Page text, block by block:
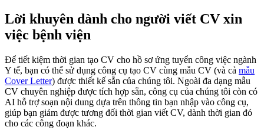
Lời khuyên dành cho người viết CV xin
việc bệnh viện
Để tiết kiệm thời gian tạo CV cho hồ sơ ứng tuyển công việc ngành
Y tế, bạn có thể sử dụng công cụ tạo CV cùng mẫu CV (và cả mẫu
Cover Letter) được thiết kế sẵn của chúng tôi. Ngoài đa dạng mẫu
CV chuyên nghiệp được tích hợp sẵn, công cụ của chúng tôi còn có
AI hỗ trợ soạn nội dung dựa trên thông tin bạn nhập vào công cụ,
giúp bạn giảm được tương đối thời gian viết CV, dành thời gian đó
cho các công đoạn khác.